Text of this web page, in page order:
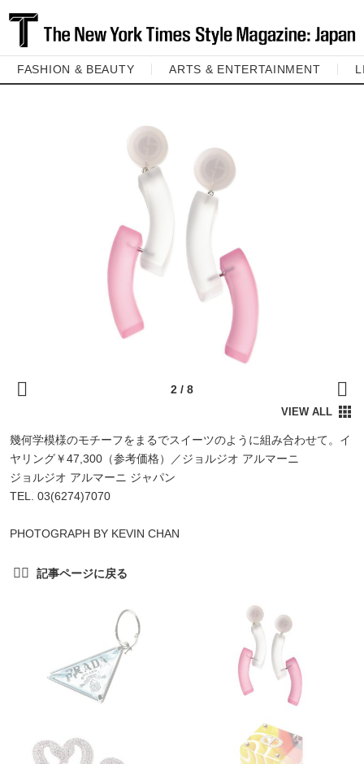
FASHION & BEAUTY ARTS & ENTERTAINMENT
幾何学模様のモチーフをまるでスイーツのように組み合わせて。イ
ヤリング￥47,300（参考価格）／ジョルジオ アルマーニ
ジョルジオ アルマーニ ジャパン
TEL. 03(6274)7070
PHOTOGRAPH BY KEVIN CHAN